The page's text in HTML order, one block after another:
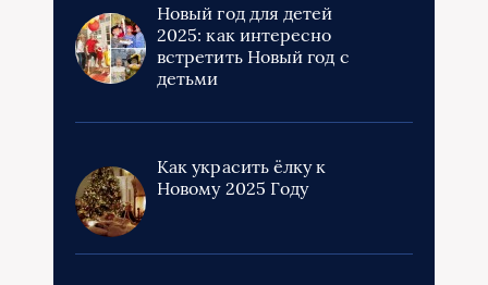
Новый год для детей
2025: как интересно
встретить Новый год с
детьми
Как украсить ёлку к
Новому 2025 Году